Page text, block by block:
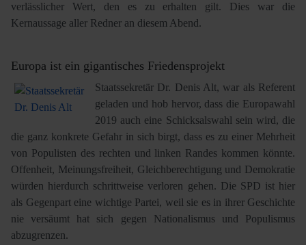
verlässlicher Wert, den es zu erhalten gilt. Dies war die
Kernaussage aller Redner an diesem Abend.
Europa ist ein gigantisches Friedensprojekt
Staatssekretär Dr. Denis Alt, war als Referent
geladen und hob hervor, dass die Europawahl
2019 auch eine Schicksalswahl sein wird, die
die ganz konkrete Gefahr in sich birgt, dass es zu einer Mehrheit
von Populisten des rechten und linken Randes kommen könnte.
Offenheit, Meinungsfreiheit, Gleichberechtigung und Demokratie
würden hierdurch schrittweise verloren gehen. Die SPD ist hier
als Gegenpart eine wichtige Partei, weil sie es in ihrer Geschichte
nie versäumt hat sich gegen Nationalismus und Populismus
abzugrenzen.